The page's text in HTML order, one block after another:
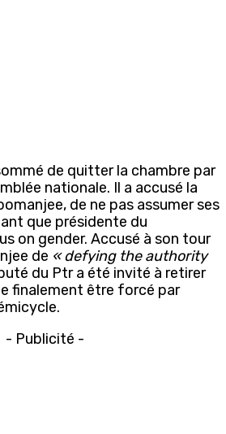
de quitter la chambre par
nationale. Il a accusé la
de ne pas assumer ses
que présidente du
on gender. Accusé à son tour
de « defying the authority
du Ptr a été invité à retirer
finalement être forcé par
- Publicité -